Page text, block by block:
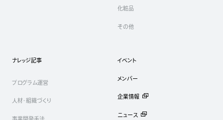
化粧品
その他
ナレッジ記事
プログラム運営
人材・組織づくり
事業開発手法
イベント
メンバー
企業情報
ニュース